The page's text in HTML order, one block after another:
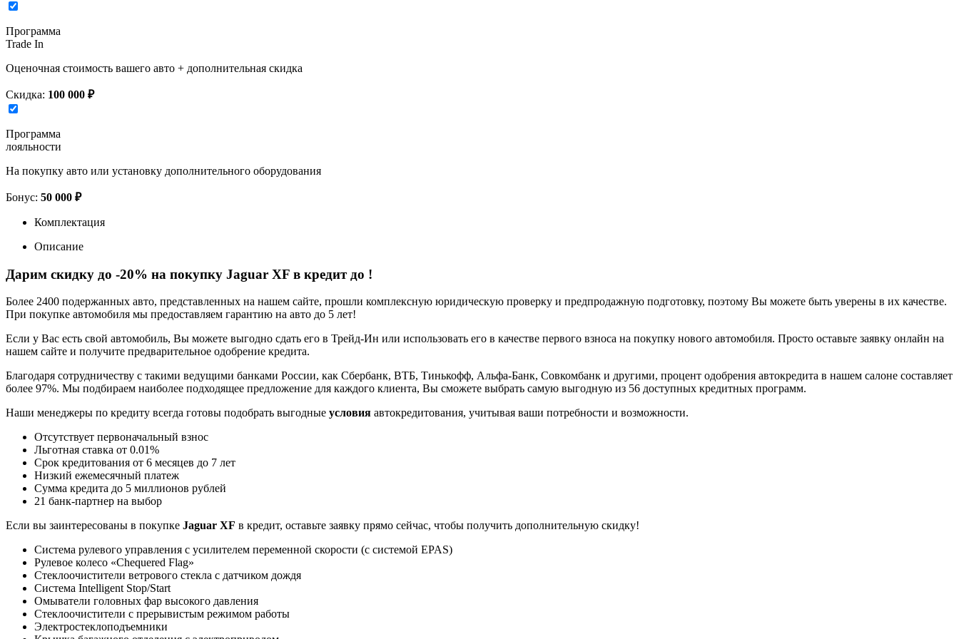
Программа
Trade In
Оценочная стоимость вашего авто + дополнительная скидка
Скидка: 100 000 ₽
Программа
лояльности
На покупку авто или установку дополнительного оборудования
Бонус: 50 000 ₽
Комплектация
Описание
Дарим скидку до -20% на покупку Jaguar XF в кредит до !
Более 2400 подержанных авто, представленных на нашем сайте, прошли комплексную юридическую проверку и предпродажную подготовку, поэтому Вы можете быть уверены в их качестве.
При покупке автомобиля мы предоставляем гарантию на авто до 5 лет!
Если у Вас есть свой автомобиль, Вы можете выгодно сдать его в Трейд-Ин или использовать его в качестве первого взноса на покупку нового автомобиля. Просто оставьте заявку онлайн на
нашем сайте и получите предварительное одобрение кредита.
Благодаря сотрудничеству с такими ведущими банками России, как Сбербанк, ВТБ, Тинькофф, Альфа-Банк, Совкомбанк и другими, процент одобрения автокредита в нашем салоне составляет
более 97%. Мы подбираем наиболее подходящее предложение для каждого клиента, Вы сможете выбрать самую выгодную из 56 доступных кредитных программ.
Наши менеджеры по кредиту всегда готовы подобрать выгодные условия автокредитования, учитывая ваши потребности и возможности.
Отсутствует первоначальный взнос
Льготная ставка от 0.01%
Срок кредитования от 6 месяцев до 7 лет
Низкий ежемесячный платеж
Сумма кредита до 5 миллионов рублей
21 банк-партнер на выбор
Если вы заинтересованы в покупке Jaguar XF в кредит, оставьте заявку прямо сейчас, чтобы получить дополнительную скидку!
Система рулевого управления с усилителем переменной скорости (с системой EPAS)
Рулевое колесо «Chequered Flag»
Стеклоочистители ветрового стекла с датчиком дождя
Система Intelligent Stop/Start
Омыватели головных фар высокого давления
Стеклоочистители с прерывистым режимом работы
Электростеклоподъемники